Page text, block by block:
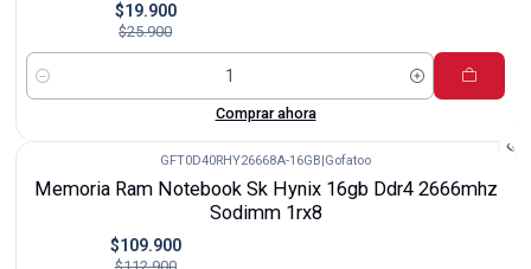
$19.900
$25.900
Cantidad
Comprar ahora
GFT0D40RHY26668A-16GB|Gofatoo
Memoria Ram Notebook Sk Hynix 16gb Ddr4 2666mhz
Sodimm 1rx8
$109.900